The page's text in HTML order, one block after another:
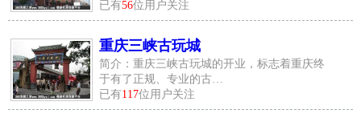
已有56位用户关注
重庆三峡古玩城
简介：重庆三峡古玩城的开业，标志着重庆终
于有了正规、专业的古…
已有117位用户关注